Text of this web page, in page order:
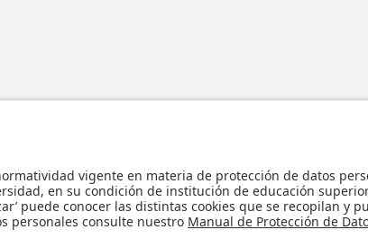
© - Derechos Reservados: La presente obra, y en general todos sus
internacionales y nacionales vigentes sobre propiedad Intelectual, por lo
comunicación pública, transformación, distribución, alquiler, préstamo